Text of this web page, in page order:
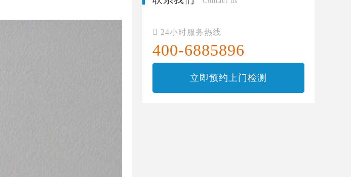
 24小时服务热线
400-6885896
立即预约上门检测